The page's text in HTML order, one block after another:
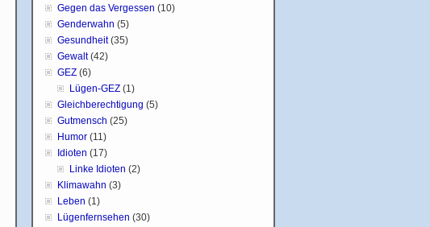
Gegen das Vergessen (10)
Genderwahn (5)
Gesundheit(35)
Gewalt(42)
GEZ (6)
Lügen-GEZ (1)
Gleichberechtigung (5)
Gutmensch (25)
Humor (11)
Idioten (17)
Linke Idioten (2)
Klimawahn (3)
Leben (1)
Lügenfernsehen (30)